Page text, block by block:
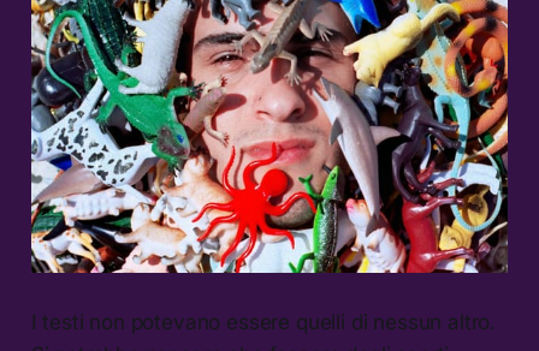
I testi non potevano essere quelli di nessun altro.